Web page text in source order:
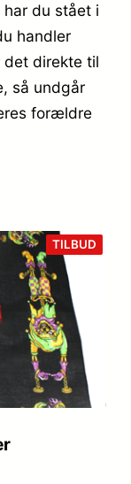
du stået i
handler
det direkte til
så undgår
forældre
TILBUD
PÅ